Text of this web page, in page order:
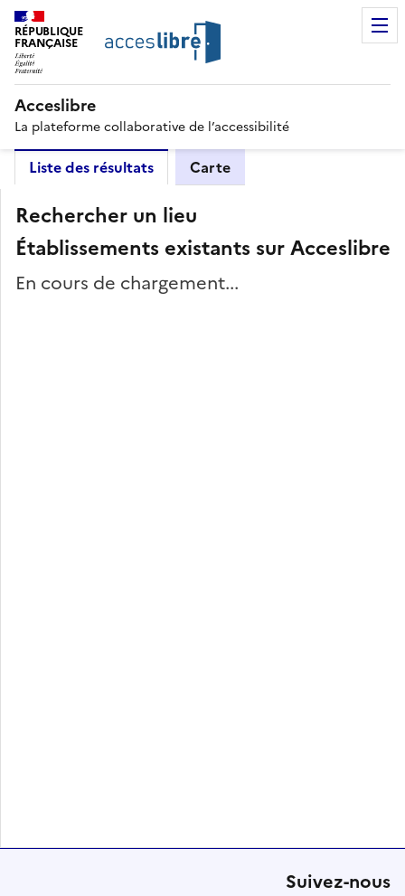
RÉPUBLIQUE
FRANÇAISE
Acceslibre
La plateforme collaborative de l’accessibilité
Liste des résultats Carte
Rechercher un lieu
Établissements existants sur Acceslibre
En cours de chargement...
Suivez-nous